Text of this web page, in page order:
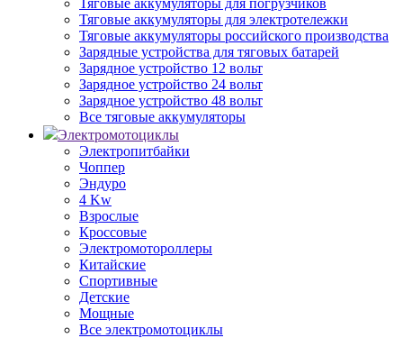
Тяговые аккумуляторы для погрузчиков
Тяговые аккумуляторы для электротележки
Тяговые аккумуляторы российского производства
Зарядные устройства для тяговых батарей
Зарядное устройство 12 вольт
Зарядное устройство 24 вольт
Зарядное устройство 48 вольт
Все тяговые аккумуляторы
Электромотоциклы
Электропитбайки
Чоппер
Эндуро
4 Kw
Взрослые
Кроссовые
Электромотороллеры
Китайские
Спортивные
Детские
Мощные
Все электромотоциклы